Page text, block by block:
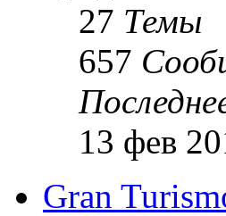
27 Темы
657
13 фев
Gran